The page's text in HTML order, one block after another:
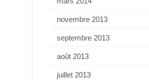
novembre 2013
septembre 2013
août 2013
juillet 2013